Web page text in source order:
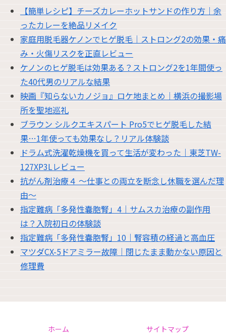
【簡単レシピ】チーズカレーホットサンドの作り方｜余
ったカレーを絶品リメイク
家庭用脱毛器ケノンでヒゲ脱毛｜ストロング2の効果・痛
み・火傷リスクを正直レビュー
ケノンのヒゲ脱毛は効果ある？ストロング2を1年間使っ
た40代男のリアルな結果
映画『知らないカノジョ』ロケ地まとめ｜横浜の撮影場
所を聖地巡礼
ブラウン シルクエキスパート Pro5でヒゲ脱毛した結
果…1年使っても効果なし？リアル体験談
ドラム式洗濯乾燥機を買って生活が変わった｜東芝TW-
127XP3Lレビュー
抗がん剤治療４ 〜仕事との両立を断念し休職を選んだ理
由〜
指定難病「多発性嚢胞腎」4｜サムスカ治療の副作用
は？入院初日の体験談
指定難病「多発性嚢胞腎」10｜腎容積の経過と高血圧
マツダCX-5ドアミラー故障｜閉じたまま動かない原因と
修理費
ホーム サイトマップ